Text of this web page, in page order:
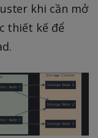
khi cần mở
thiết kế để